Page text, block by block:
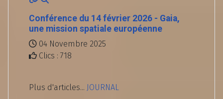
Conférence du 14 février 2026 - Gaia,
une mission spatiale européenne
04 Novembre 2025
Clics : 718
Plus d'articles... JOURNAL